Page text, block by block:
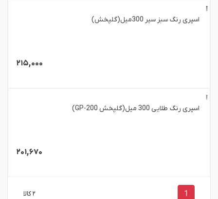
اسپری رنگ سبز سیر 300میل(گلپخش)
۲۱۵,۰۰۰
اسپری رنگ طلایی 300 میل(گلپخش GP-200)
۲۰۱,۶۷۰
1 ۲ کالا